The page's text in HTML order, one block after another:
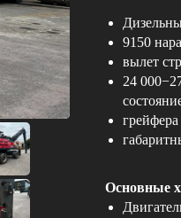
9150
вылет
24
Основные